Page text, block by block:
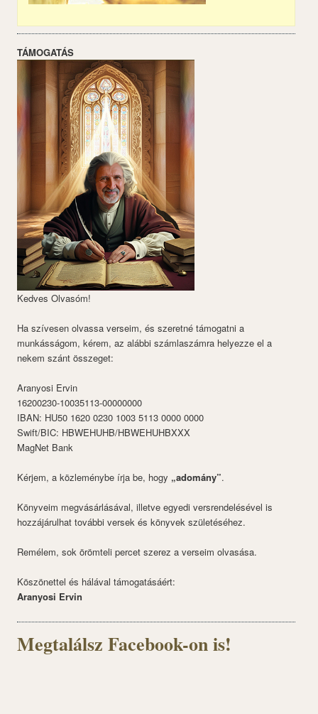
TÁMOGATÁS
Kedves Olvasóm!
Ha szívesen olvassa verseim, és szeretné támogatni a
munkásságom, kérem, az alábbi számlaszámra helyezze el a
nekem szánt összeget:
Aranyosi Ervin
16200230-10035113-00000000
IBAN: HU50 1620 0230 1003 5113 0000 0000
Swift/BIC: HBWEHUHB/HBWEHUHBXXX
MagNet Bank
Kérjem, a közleménybe írja be, hogy „adomány”.
Könyveim megvásárlásával, illetve egyedi versrendelésével is
hozzájárulhat további versek és könyvek születéséhez.
Remélem, sok örömteli percet szerez a verseim olvasása.
Köszönettel és hálával támogatásáért:
Aranyosi Ervin
Megtalálsz Facebook-on is!